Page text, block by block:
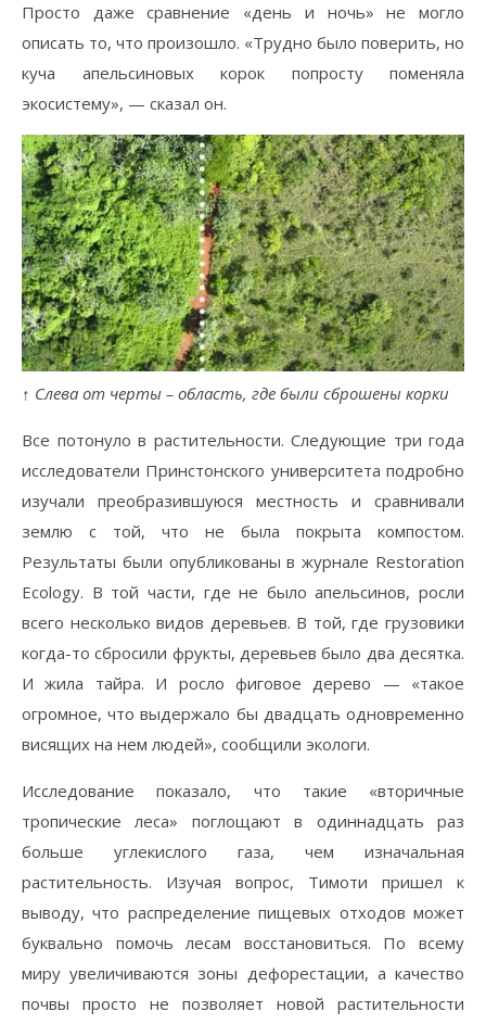
Просто даже сравнение «день и ночь» не могло
описать то, что произошло. «Трудно было поверить, но
куча апельсиновых корок попросту поменяла
экосистему», — сказал он.
↑ Слева от черты – область, где были сброшены корки
Все потонуло в растительности. Следующие три года
исследователи Принстонского университета подробно
изучали преобразившуюся местность и сравнивали
землю с той, что не была покрыта компостом.
Результаты были опубликованы в журнале Restoration
Ecology. В той части, где не было апельсинов, росли
всего несколько видов деревьев. В той, где грузовики
когда-то сбросили фрукты, деревьев было два десятка.
И жила тайра. И росло фиговое дерево — «такое
огромное, что выдержало бы двадцать одновременно
висящих на нем людей», сообщили экологи.
Исследование показало, что такие «вторичные
тропические леса» поглощают в одиннадцать раз
больше углекислого газа, чем изначальная
растительность. Изучая вопрос, Тимоти пришел к
выводу, что распределение пищевых отходов может
буквально помочь лесам восстановиться. По всему
миру увеличиваются зоны дефорестации, а качество
почвы просто не позволяет новой растительности